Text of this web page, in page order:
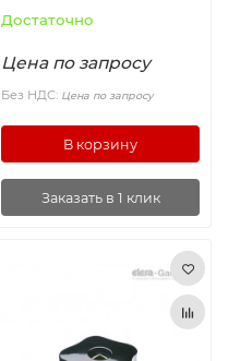
Достаточно
Цена по запросу
Без НДС: Цена по запросу
В корзину
Заказать в 1 клик